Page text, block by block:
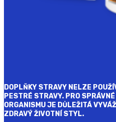
DOPLŇKY STRAVY NELZE
PESTRÉ STRAVY. PRO SPRÁVNÉ
ORGANISMU JE DŮLEŽITÁ
ZDRAVÝ ŽIVOTNÍ STYL.